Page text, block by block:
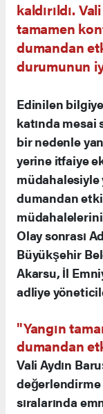
kaldırıldı.
tamamen
dumandan
durumunun
Edinilen
katında mesai
bir nedenle
yerine itfaiye
müdahalesiyle
dumandan
Olay sonrası
Büyükşehir
Akarsu, İl
adliye
"Yangın
dumandan
Vali Aydın
değerlendirme
sıralarında